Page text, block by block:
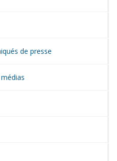
de presse
médias